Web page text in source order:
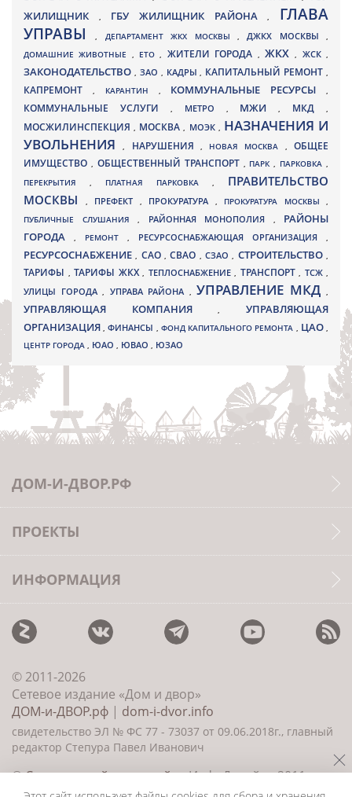
ЖИЛИЩНИК
, ГБУ ЖИЛИЩНИК РАЙОНА, ГЛАВА
УПРАВЫ, ДЕПАРТАМЕНТ ЖКХ МОСКВЫ ,ДЖКХ МОСКВЫ ,
ДОМАШНИЕ ЖИВОТНЫЕ , ЕТО, ЖИТЕЛИ ГОРОДА , ЖКХ, ЖСК,
ЗАКОНОДАТЕЛЬСТВО , ЗАО , КАДРЫ, КАПИТАЛЬНЫЙ РЕМОНТ ,
КАПРЕМОНТ , КАРАНТИН , КОММУНАЛЬНЫЕ РЕСУРСЫ,
КОММУНАЛЬНЫЕ УСЛУГИ , МЕТРО , МЖИ, МКД ,
МОСЖИЛИНСПЕКЦИЯ, МОСКВА , МОЭК , НАЗНАЧЕНИЯ И
УВОЛЬНЕНИЯ, НАРУШЕНИЯ , НОВАЯ МОСКВА ,ОБЩЕЕ
ИМУЩЕСТВО , ОБЩЕСТВЕННЫЙ ТРАНСПОРТ , ПАРК, ПАРКОВКА ,
ПЕРЕКРЫТИЯ , ПЛАТНАЯ ПАРКОВКА , ПРАВИТЕЛЬСТВО
МОСКВЫ
, ПРЕФЕКТ , ПРОКУРАТУРА , ПРОКУРАТУРА МОСКВЫ ,
ПУБЛИЧНЫЕ СЛУШАНИЯ , РАЙОННАЯ МОНОПОЛИЯ , РАЙОНЫ
ГОРОДА
, РЕМОНТ , РЕСУРСОСНАБЖАЮЩАЯ ОРГАНИЗАЦИЯ ,
РЕСУРСОСНАБЖЕНИЕ, САО,СВАО ,СЗАО, СТРОИТЕЛЬСТВО,
ТАРИФЫ , ТАРИФЫ ЖКХ , ТЕПЛОСНАБЖЕНИЕ , ТРАНСПОРТ , ТСЖ ,
УЛИЦЫ ГОРОДА , УПРАВА РАЙОНА , УПРАВЛЕНИЕ МКД ,
УПРАВЛЯЮЩАЯ КОМПАНИЯ,УПРАВЛЯЮЩАЯ
ОРГАНИЗАЦИЯ,ФИНАНСЫ , ФОНД КАПИТАЛЬНОГО РЕМОНТА , ЦАО,
ЦЕНТР ГОРОДА , ЮАО , ЮВАО , ЮЗАО
ДОМ-И-ДВОР.РФ
ПРОЕКТЫ
ИНФОРМАЦИЯ
© 2011-2026
Сетевое издание «Дом и двор»
ДОМ-и-ДВОР.рф | dom-i-dvor.info
свидетельство ЭЛ № ФС 77 - 73037 от 09.06.2018г., главный
редактор Степура Павел Иванович
©Создание сайта и дизайн«ИнфоДизайн» 2011—
2026